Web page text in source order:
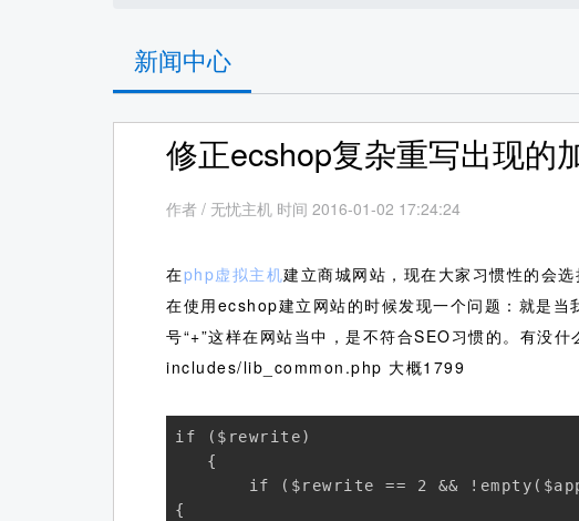
新闻中心
修正ecshop复杂重写出现的
作者 / 无忧主机 时间 2016-01-02 17:24:24
在php虚拟主机建立商城网站，现在大家习惯性的会选
在使用ecshop建立网站的时候发现一个问题：就是
号“+”这样在网站当中，是不符合SEO习惯的。有没什
includes/lib_common.php 大概1799
if ($rewrite)
{
if ($rewrite == 2 &&
{